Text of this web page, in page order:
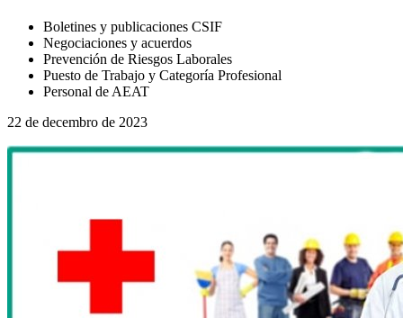
Boletines y publicaciones CSIF
Negociaciones y acuerdos
Prevención de Riesgos Laborales
Puesto de Trabajo y Categoría Profesional
Personal de AEAT
22 de decembro de 2023